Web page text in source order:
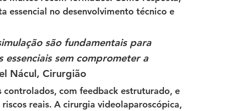
essencial no desenvolvimento técnico e
são fundamentais para
sem comprometer a
Nácul, Cirurgião
com feedback estruturado, e
reais. A cirurgia videolaparoscópica,